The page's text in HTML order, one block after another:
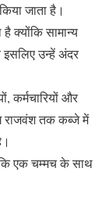
जाता है।
क्योंकि सामान्य
उन्हें अंदर
कर्मचारियों और
राजवंश तक कब्जे में
एक चम्मच के साथ